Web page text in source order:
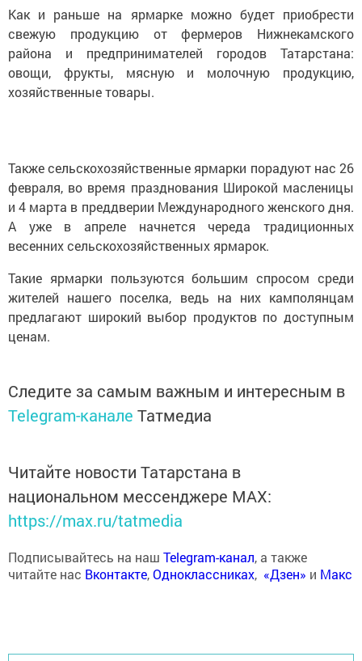
Как и раньше на ярмарке можно будет приобрести
свежую продукцию от фермеров Нижнекамского
района и предпринимателей городов Татарстана:
овощи, фрукты, мясную и молочную продукцию,
хозяйственные товары.
Также сельскохозяйственные ярмарки порадуют нас 26
февраля, во время празднования Широкой масленицы
и 4 марта в преддверии Международного женского дня.
А уже в апреле начнется череда традиционных
весенних сельскохозяйственных ярмарок.
Такие ярмарки пользуются большим спросом среди
жителей нашего поселка, ведь на них камполянцам
предлагают широкий выбор продуктов по доступным
ценам.
Следите за самым важным и интересным в
Telegram-канале Татмедиа
Читайте новости Татарстана в
национальном мессенджере MАХ:
https://max.ru/tatmedia
Подписывайтесь на наш Telegram-канал, а также
читайте нас Вконтакте,Одноклассниках, «Дзен» и Макс